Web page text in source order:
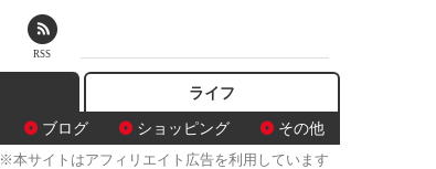
ブログ ショッピング その他
ライフ
※本サイトはアフィリエイト広告を利用しています
RSS